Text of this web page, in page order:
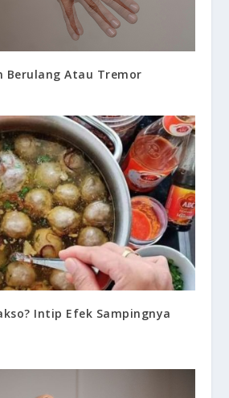
Berulang Atau Tremor
Intip Efek Sampingnya